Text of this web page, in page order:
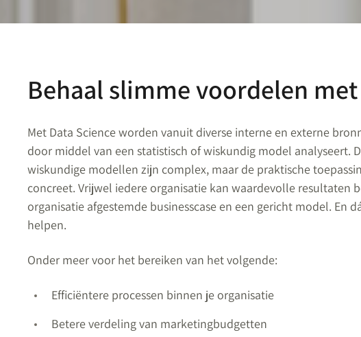
Behaal slimme voordelen met
Met Data Science worden vanuit diverse interne en externe
door middel van een statistisch of wiskundig model analyseert.
wiskundige modellen zijn complex, maar de praktische
concreet. Vrijwel iedere organisatie kan waardevolle resultaten
organisatie afgestemde businesscase en een gericht model. En
helpen.
Onder meer voor het bereiken van het volgende:
Efficiëntere processen binnen je organisatie
Betere verdeling van marketingbudgetten